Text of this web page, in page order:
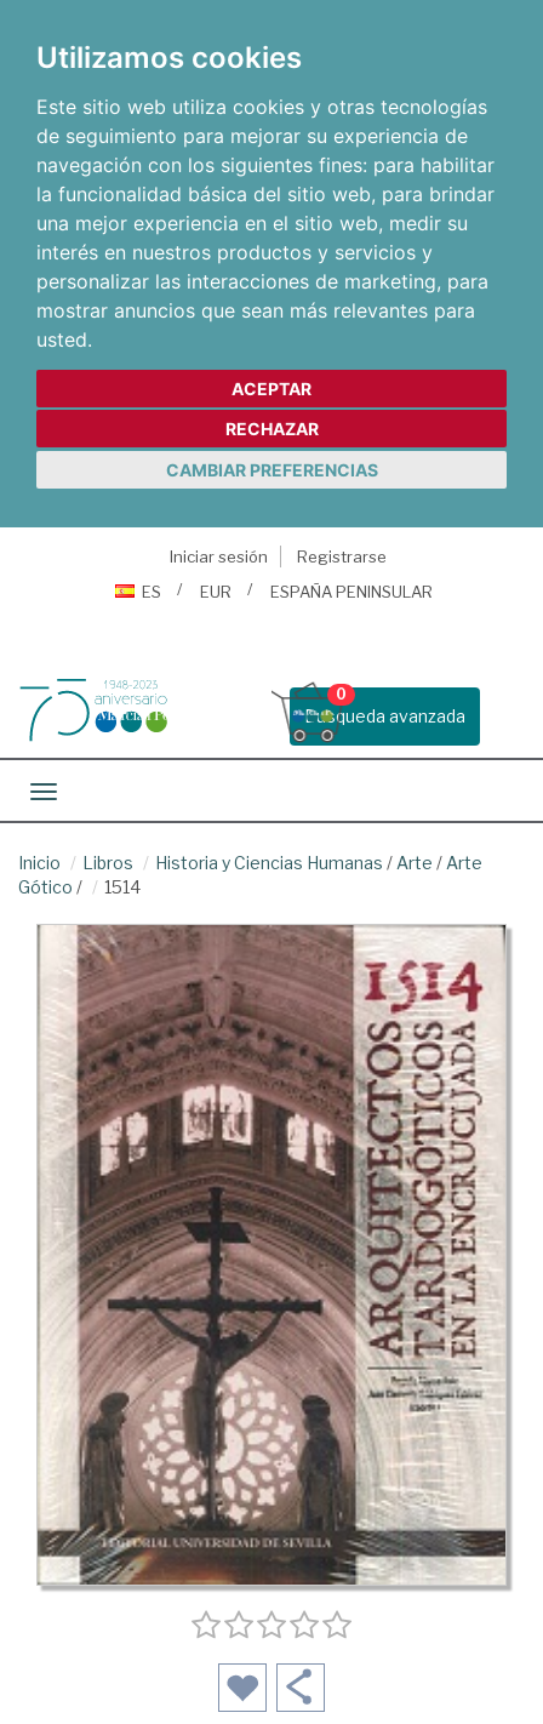
Utilizamos cookies
Este sitio web utiliza cookies y otras tecnologías
de seguimiento para mejorar su experiencia de
navegación con los siguientes fines: para habilitar
la funcionalidad básica del sitio web, para brindar
una mejor experiencia en el sitio web, medir su
interés en nuestros productos y servicios y
personalizar las interacciones de marketing, para
mostrar anuncios que sean más relevantes para
usted.
ACEPTAR
RECHAZAR
CAMBIAR PREFERENCIAS
Iniciar sesión
Registrarse
ES
EUR ESPAÑA PENINSULAR
Busqueda avanzada
0
Toggle navigation
Inicio Libros Historia y Ciencias Humanas / Arte / Arte
Gótico / 1514